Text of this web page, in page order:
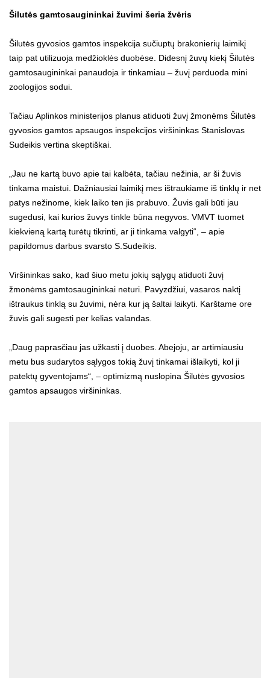
Šilutės gamtosaugininkai žuvimi šeria žvėris
Šilutės gyvosios gamtos inspekcija sučiuptų brakonierių laimikį
taip pat utilizuoja medžioklės duobėse. Didesnį žuvų kiekį Šilutės
gamtosaugininkai panaudoja ir tinkamiau – žuvį perduoda mini
zoologijos sodui.
Tačiau Aplinkos ministerijos planus atiduoti žuvį žmonėms Šilutės
gyvosios gamtos apsaugos inspekcijos viršininkas Stanislovas
Sudeikis vertina skeptiškai.
„Jau ne kartą buvo apie tai kalbėta, tačiau nežinia, ar ši žuvis
tinkama maistui. Dažniausiai laimikį mes ištraukiame iš tinklų ir net
patys nežinome, kiek laiko ten jis prabuvo. Žuvis gali būti jau
sugedusi, kai kurios žuvys tinkle būna negyvos. VMVT tuomet
kiekvieną kartą turėtų tikrinti, ar ji tinkama valgyti“, – apie
papildomus darbus svarsto S.Sudeikis.
Viršininkas sako, kad šiuo metu jokių sąlygų atiduoti žuvį
žmonėms gamtosaugininkai neturi. Pavyzdžiui, vasaros naktį
ištraukus tinklą su žuvimi, nėra kur ją šaltai laikyti. Karštame ore
žuvis gali sugesti per kelias valandas.
„Daug paprasčiau jas užkasti į duobes. Abejoju, ar artimiausiu
metu bus sudarytos sąlygos tokią žuvį tinkamai išlaikyti, kol ji
patektų gyventojams“, – optimizmą nuslopina Šilutės gyvosios
gamtos apsaugos viršininkas.